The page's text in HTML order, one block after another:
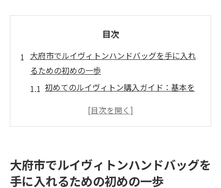
目次
大府市でルイヴィトンハンドバッグを手に入れ
るための初めの一歩
初めてのルイヴィトン購入ガイド：基本を
大府市でハンドバッグを探すための準備と
ルイヴィトンの人気モデルとその特徴
オンラインと店舗購入のメリット比較
大府市でルイヴィトンハンドバッグを
手に入れるための初めの一歩